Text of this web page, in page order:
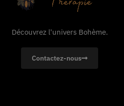
Découvrez l'univers Bohème.
Contactez-nous